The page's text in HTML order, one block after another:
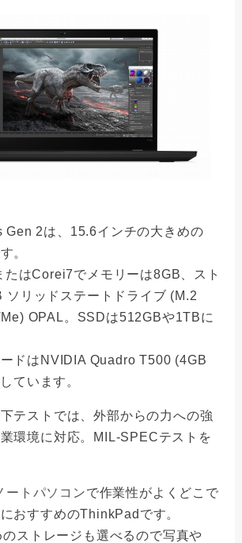
2は、15.6インチの大きめの
。
はCorei7でメモリーは8GB、スト
ソリッドステートドライブ (M.2
OPAL。SSDは512GBや1TBに
ドはNVIDIA Quadro T500 (4GB
ています。
テストでは、外部からの力への強
環境に対応。MIL-SPECテストを
ートパソコンで作業性がよくどこで
おすすめのThinkPadです。
ストレージも選べるので写真や